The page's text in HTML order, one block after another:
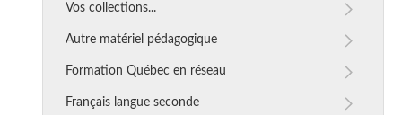
Vos collections...
Autre matériel pédagogique
Formation Québec en réseau
Français langue seconde